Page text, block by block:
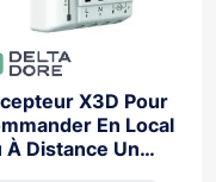
X3D Pour
En Local
À Distance Un